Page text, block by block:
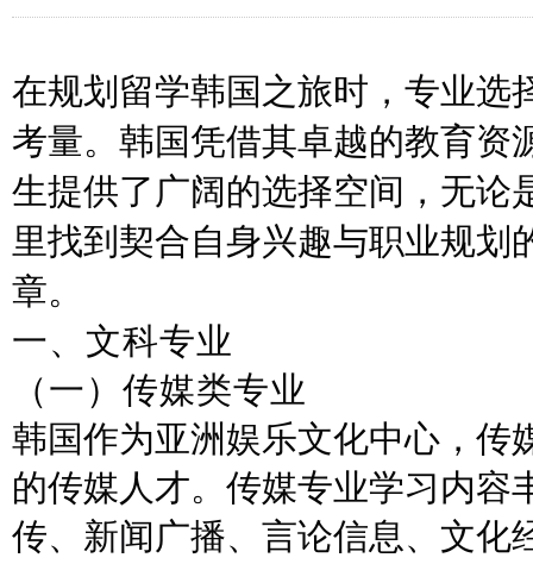
在规划留学韩国之旅时，专业选
考量。韩国凭借其卓越的教育资
生提供了广阔的选择空间，无论
里找到契合自身兴趣与职业规划
章。
一、 文科专业
（一） 传媒类专业
韩国作为亚洲娱乐文化中心，传
的传媒人才。传媒专业学习内容
传、新闻广播、言论信息、文化